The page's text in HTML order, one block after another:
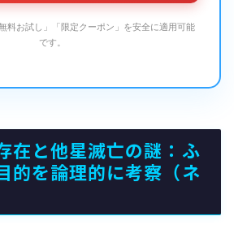
料お試し」「限定クーポン」を安全に適用可能
です。
在と他星滅亡の謎：ふ
的を論理的に考察（ネ